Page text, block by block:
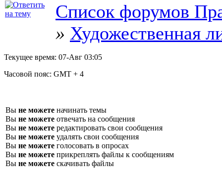
Список форумов
» Художественная
Текущее время: 07-Авг 03:05
Часовой пояс: GMT + 4
Вы не можете начинать темы
Вы не можете отвечать на сообщения
Вы не можете редактировать свои сообщения
Вы не можете удалять свои сообщения
Вы не можете голосовать в опросах
Вы не можете прикреплять файлы к сообщениям
Вы не можете скачивать файлы